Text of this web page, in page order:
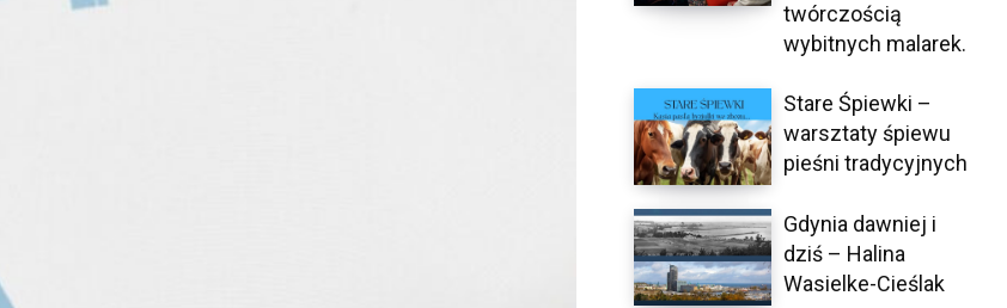
twórczością
wybitnych malarek.
Stare Śpiewki –
warsztaty śpiewu
pieśni tradycyjnych
Gdynia dawniej i
dziś – Halina
Wasielke-Cieślak